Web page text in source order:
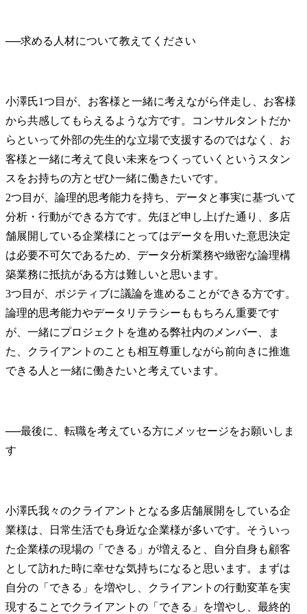
──
小澤氏1つ目が、お客様と一緒に考えながら伴走し、お客様
から共感してもらえるような方です。コンサルタントだか
らといって外部の先生的な立場で支援するのではなく、お
客様と一緒に考えて良い未来をつくっていくというスタン
スをお持ちの方とぜひ一緒に働きたいです。
2つ目が、論理的思考能力を持ち、データと事実に基づいて
分析・行動ができる方です。先ほど申し上げた通り、多店
舗展開している企業様にとってはデータを用いた意思決定
は必要不可欠であるため、データ分析業務や緻密な論理構
築業務に抵抗がある方は難しいと思います。
3つ目が、ポジティブに議論を進めることができる方です。
論理的思考能力やデータリテラシーももちろん重要です
が、一緒にプロジェクトを進める弊社内のメンバー、ま
た、クライアントのことも相互尊重しながら前向きに推進
できる人と一緒に働きたいと考えています。
──最後に、転職を考えている方にメッセージをお願いしま
小澤氏我々のクライアントとなる多店舗展開をしている企
業様は、日常生活でも身近な企業様が多いです。そういっ
た企業様の現場の「できる」が増えると、自分自身も顧客
として訪れた時に幸せな気持ちになると思います。まずは
自分の「できる」を増やし、クライアントの行動変革を実
現することでクライアントの「できる」を増やし、最終的